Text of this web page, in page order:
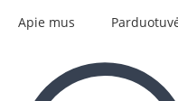
Apie mus